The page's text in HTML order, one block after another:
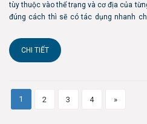
tùy thuộc vào thể trạng và cơ địa của
đúng cách thì sẽ có tác dụng nhanh
dụng yế...
CHI TIẾT
1 2 3 4 »